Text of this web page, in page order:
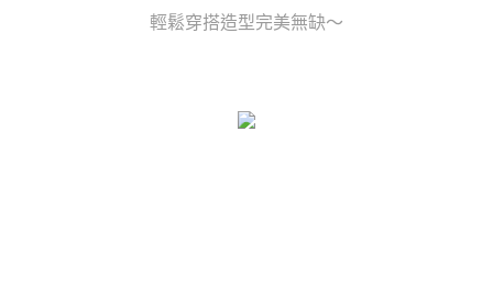
輕鬆穿搭造型完美無缺～